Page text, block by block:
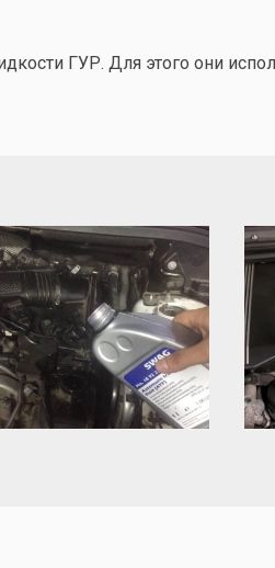
ГУР. Для этого они